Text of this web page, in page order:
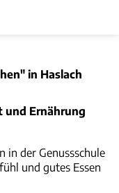
in Haslach
und Ernährung
in der Genussschule
und gutes Essen